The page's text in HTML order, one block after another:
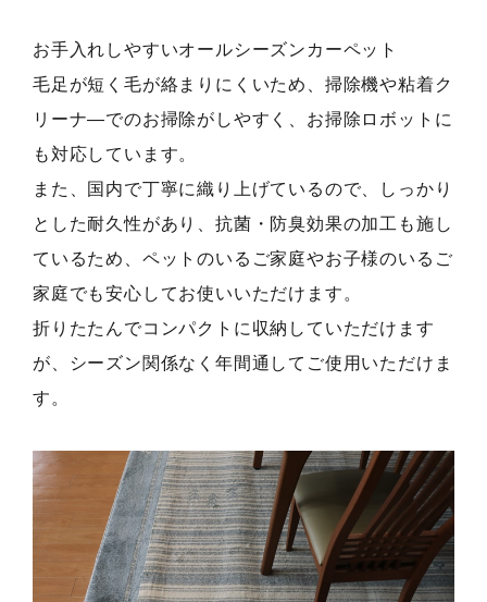
お手入れしやすいオールシーズンカーペット
毛足が短く毛が絡まりにくいため、掃除機や粘着ク
リーナ―でのお掃除がしやすく、お掃除ロボットに
も対応しています。
また、国内で丁寧に織り上げているので、しっかり
とした耐久性があり、抗菌・防臭効果の加工も施し
ているため、ペットのいるご家庭やお子様のいるご
家庭でも安心してお使いいただけます。
折りたたんでコンパクトに収納していただけます
が、シーズン関係なく年間通してご使用いただけま
す。